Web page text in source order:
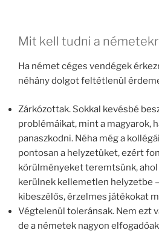
Mit kell tudni a
Ha német céges vendégek
néhány dolgot feltétlenül
Zárkózottak. Sokkal kevésbé
problémáikat, mint a magyarok,
panaszkodni. Néha még a
pontosan a helyzetüket, ezért
körülményeket teremtsünk,
kerülnek kellemetlen helyzetbe
kibeszélős, érzelmes játékokat
Végtelenül toleránsak. Nem ezt
de a németek nagyon